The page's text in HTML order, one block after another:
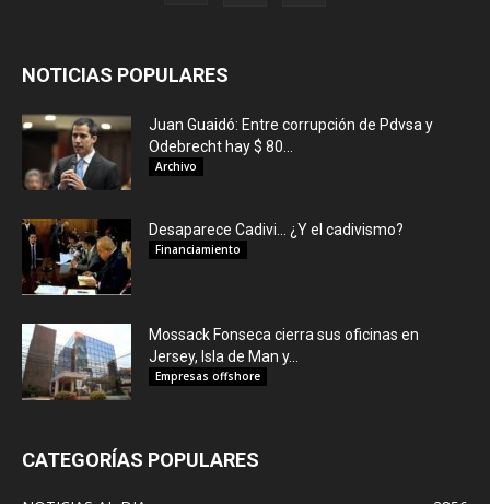
NOTICIAS POPULARES
Juan Guaidó: Entre corrupción de Pdvsa y
Odebrecht hay $ 80...
Archivo
Desaparece Cadivi… ¿Y el cadivismo?
Financiamiento
Mossack Fonseca cierra sus oficinas en
Jersey, Isla de Man y...
Empresas offshore
CATEGORÍAS POPULARES